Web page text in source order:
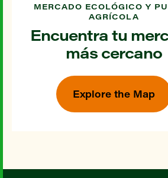
MERCADO ECOLÓGICO Y
AGRÍCOLA
Encuentra tu
más cercano
Explore the Map